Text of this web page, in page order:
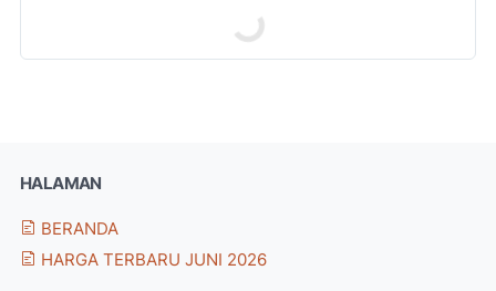
HALAMAN
BERANDA
HARGA TERBARU JUNI 2026